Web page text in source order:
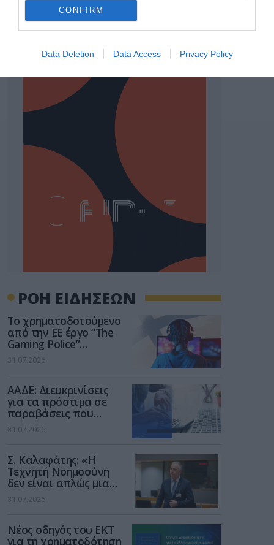
CONFIRM
Data Deletion Data Access Privacy Policy
ΡΟΗ ΕΙΔΗΣΕΩΝ
Το χρηματοδοτούμενο
από την ΕΕ έργο “The
Gaming Police”
ενισχύει την ασφάλεια
των παιδιών στο
31.07.2026
ΑΑΔΕ: Διευκρινίσεις
για τα πρόστιμα σε
παραβάσεις που
αφορούν τους ΦΗΜ
31.07.2026
Σ. Καλαφάτης: «Η
Τεχνητή Νοημοσύνη
δεν είναι απλώς μια
νέα τεχνολογία, είναι
μια νέα βιομηχανική
31.07.2026
Νέος οδηγός του ΕΚΤ
για τη χρηματοδότηση